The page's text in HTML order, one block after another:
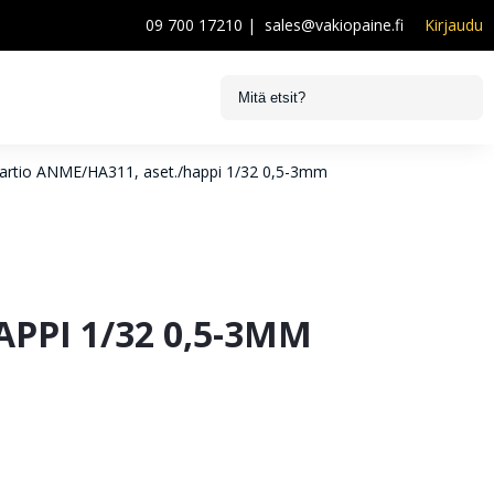
09 700 17210 | sales@vakiopaine.fi Kirjaudu
ANME/HA311, aset./happi 1/32 0,5-3mm
1/32 0,5-3MM